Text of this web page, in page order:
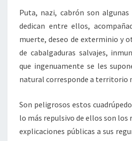
Puta, nazi, cabrón son
dedican entre ellos,
muerte, deseo de exterminio y
de cabalgaduras salvajes,
que ingenuamente se les
natural corresponde a territorio
Son peligrosos estos
lo más repulsivo de ellos son los
explicaciones públicas a sus